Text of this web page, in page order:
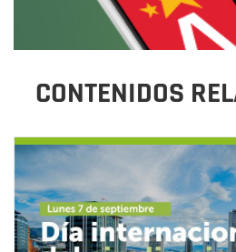
CONTENIDOS